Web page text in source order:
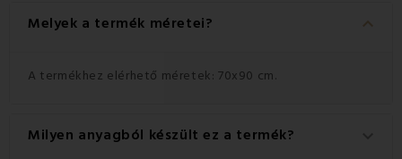
Melyek a termék méretei? keyboard_arrow_down
A termékhez elérhető méretek: 70x90 cm.
Milyen anyagból készült ez a termék?